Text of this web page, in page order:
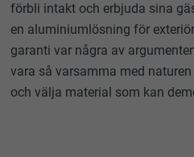
förbli intakt och erbjuda sina
en aluminiumlösning för
garanti var några av
vara så varsamma med
och välja material som kan